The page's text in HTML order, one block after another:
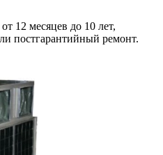
12 месяцев до 10 лет,
постгарантийный ремонт.